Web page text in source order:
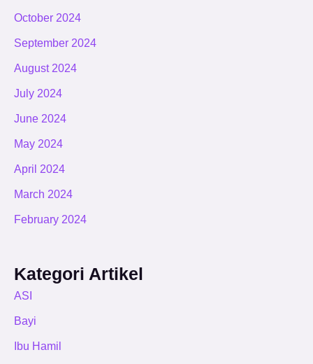
October 2024
September 2024
August 2024
July 2024
June 2024
May 2024
April 2024
March 2024
February 2024
Kategori Artikel
ASI
Bayi
Ibu Hamil